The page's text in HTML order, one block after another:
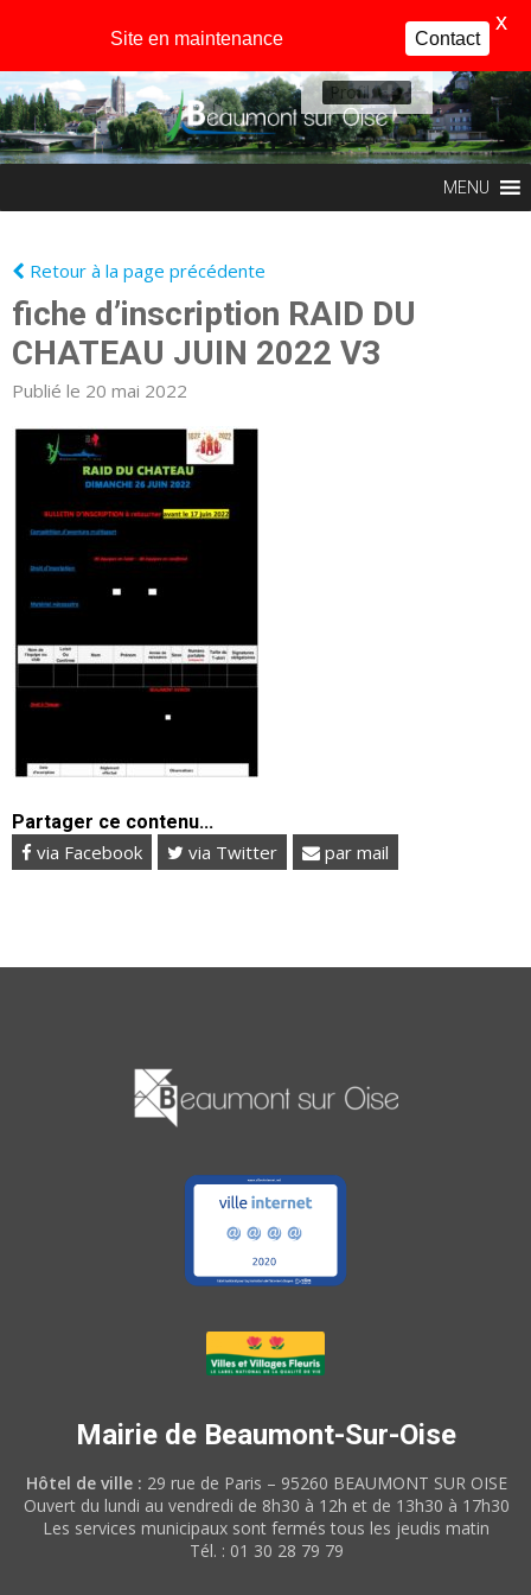
Profil
MENU
Retour à la page précédente
fiche d’inscription RAID DU
CHATEAU JUIN 2022 V3
Publié le 20 mai 2022
Partager ce contenu...
via Facebook via Twitter par mail
Mairie de Beaumont-Sur-Oise
Hôtel de ville : 29 rue de Paris – 95260 BEAUMONT SUR OISE
Ouvert du lundi au vendredi de 8h30 à 12h et de 13h30 à 17h30
Les services municipaux sont fermés tous les jeudis matin
Tél. : 01 30 28 79 79
Site en maintenance Contact
X